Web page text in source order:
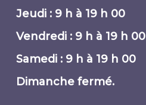
Jeudi : 9 h à 19 h 00
Vendredi : 9 h à 19 h 00
Samedi : 9 h à 19 h 00
Dimanche fermé.